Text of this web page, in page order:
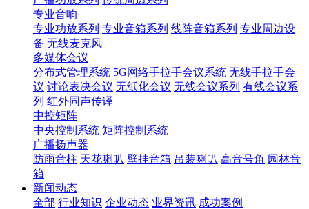
专业音响
专业功放系列 专业音箱系列 线阵音箱系列 专业周边设
备 无线麦克风
多媒体会议
分布式管理系统 5G网络手拉手会议系统 无线手拉手会
议 讨论表决会议 无纸化会议 无线会议系列 有线会议系
列 红外同声传译
中控矩阵
中央控制系统 矩阵控制系统
广播扬声器
防雨音柱 天花喇叭 壁挂音箱 吊装喇叭 高音号角 园林音
箱
新闻动态
全部 行业知识 企业动态 业界资讯 成功案例